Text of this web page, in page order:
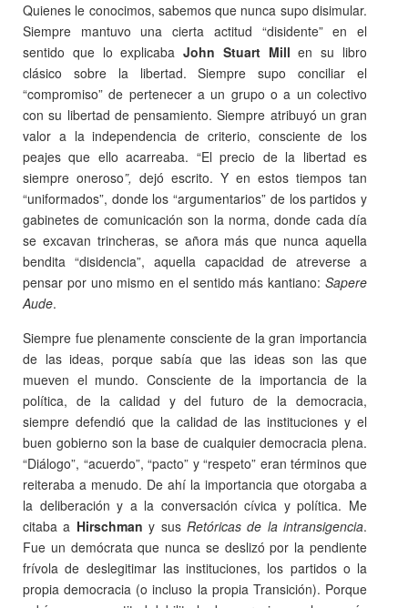
Quienes le conocimos, sabemos que nunca supo disimular.
Siempre mantuvo una cierta actitud “disidente” en el
sentido que lo explicabaJohn Stuart Mill en su libro
clásico sobre la libertad. Siempre supo conciliar el
“compromiso” de pertenecer a un grupo o a un colectivo
con su libertad de pensamiento. Siempre atribuyó un gran
valor a la independencia de criterio, consciente de los
peajes que ello acarreaba. “El precio de la libertad es
siempre oneroso”, dejó escrito. Y en estos tiempos tan
“uniformados”, donde los “argumentarios” de los partidos y
gabinetes de comunicación son la norma, donde cada día
se excavan trincheras, se añora más que nunca aquella
bendita “disidencia”, aquella capacidad de atreverse a
pensar por uno mismo en el sentido más kantiano: Sapere
Aude.
Siempre fue plenamente consciente de la gran importancia
de las ideas, porque sabía que las ideas son las que
mueven el mundo. Consciente de la importancia de la
política, de la calidad y del futuro de la democracia,
siempre defendió que la calidad de las instituciones y el
buen gobierno son la base de cualquier democracia plena.
“Diálogo”, “acuerdo”, “pacto” y “respeto” eran términos que
reiteraba a menudo. De ahí la importancia que otorgaba a
la deliberación y a la conversación cívica y política. Me
citaba a Hirschmany sus Retóricas de la intransigencia.
Fue un demócrata que nunca se deslizó por la pendiente
frívola de deslegitimar las instituciones, los partidos o la
propia democracia (o incluso la propia Transición). Porque